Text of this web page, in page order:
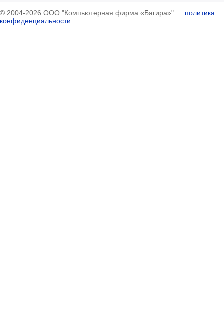
© 2004-2026 ООО "Компьютерная фирма «Багира»" политика
конфиденциальности